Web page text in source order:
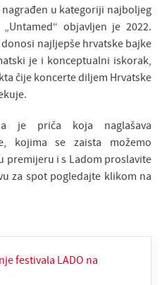
u kategoriji najboljeg
objavljen je 2022.
najljepše hrvatske bajke
je i konceptualni iskorak,
čije koncerte diljem Hrvatske
je priča koja naglašava
kojima se zaista možemo
premijeru i s Ladom proslavite
za spot pogledajte klikom na
festivala LADO na